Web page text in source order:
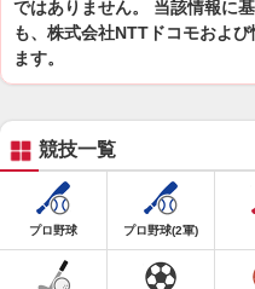
ではありません。 当該情報に
も、株式会社NTTドコモおよ
ます。
競技一覧
プロ野球 プロ野球(2軍)